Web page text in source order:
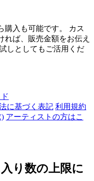
購入も可能です。 カス
れば、販売金額をお伝え
しとしてもご活用くだ
に基づく表記 利用規約
) アーティストの方はこ
り数の上限に